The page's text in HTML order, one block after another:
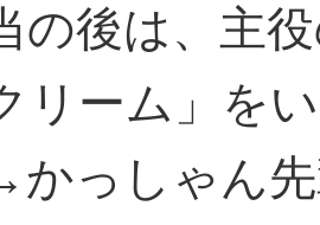
の後は、主
リーム」を
かっしゃん